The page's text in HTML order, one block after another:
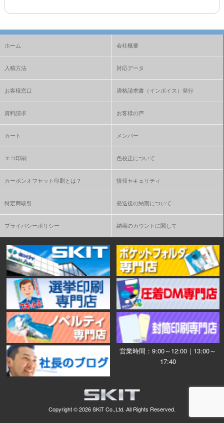
ホーム 会社概要
入稿方法 対応データ
お客様窓口 適格請求書（インボイス）発行
資料請求 お客様の声
カート メンバー
エコ印刷 色校正について
カーボンオフセット印刷とは？ 情報セキュリティ
特定商取引 発送後の納期について
プライバシーポリシー 納期のカウントに関して
営業時間：9:00～12:00｜13:00～
17:40
Copyright ©2026 SKiT Co.,Ltd. All Rights Reserved.